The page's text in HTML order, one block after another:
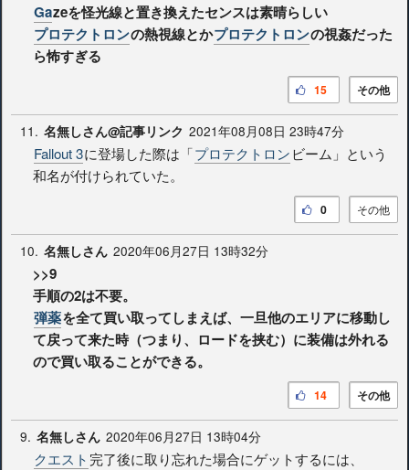
Gazeを怪光線と置き換えたセンスは素晴らしい
プロテクトロンの熱視線とかプロテクトロンの視姦だった
ら怖すぎる
その他
15
11. 名無しさん@記事リンク 2021年08月08日 23時47分
Fallout 3に登場した際は「プロテクトロンビーム」という
和名が付けられていた。
その他
0
10. 名無しさん 2020年06月27日 13時32分
>>9
手順の2は不要。
弾薬を全て買い取ってしまえば、一旦他のエリアに移動し
て戻って来た時（つまり、ロードを挟む）に装備は外れる
ので買い取ることができる。
その他
14
9. 名無しさん 2020年06月27日 13時04分
クエスト 完了後に取り忘れた場合にゲットするには、